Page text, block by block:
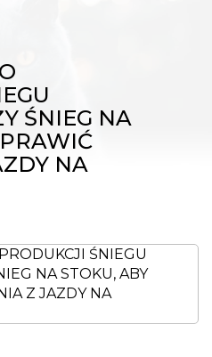
ŚNIEG NA
NA